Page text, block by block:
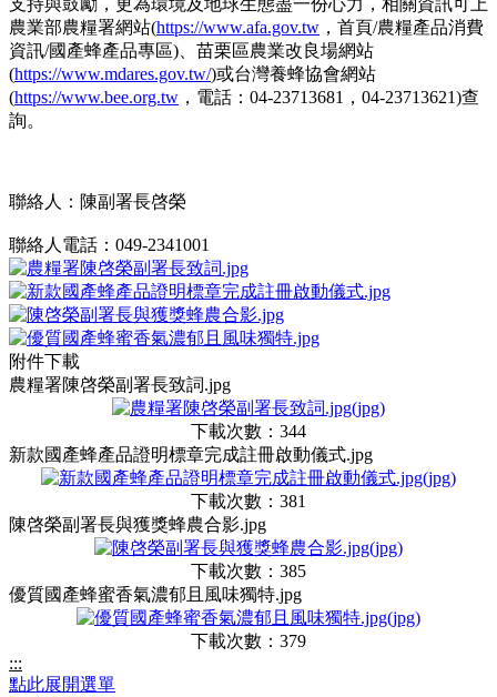
支持與鼓勵，更為環境及地球生態盡一份心力，相關資訊可上
農業部農糧署網站(https://www.afa.gov.tw ，首頁/農糧產品消費
資訊/國產蜂產品專區)、苗栗區農業改良場網站
(https://www.mdares.gov.tw/)或台灣養蜂協會網站
(https://www.bee.org.tw ，電話：04-23713681，04-23713621)查
詢。
聯絡人：陳副署長啓榮
聯絡人電話：049-2341001
附件下載
農糧署陳啓榮副署長致詞.jpg
下載次數：344
新款國產蜂產品證明標章完成註冊啟動儀式.jpg
下載次數：381
陳啓榮副署長與獲獎蜂農合影.jpg
下載次數：385
優質國產蜂蜜香氣濃郁且風味獨特.jpg
下載次數：379
:::
點此展開選單